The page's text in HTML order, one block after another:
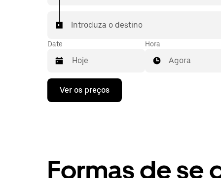
Introduza o destino
Date
Prima
tecla
calendário
Hora
Agora
Ver os preços
Formas de se